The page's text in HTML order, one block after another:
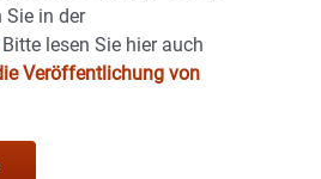
in der
Bitte lesen Sie hier auch
Veröffentlichung von